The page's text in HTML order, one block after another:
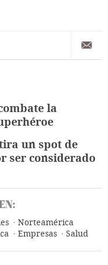
la
un spot de
ser considerado
Norteamérica
Empresas
Salud